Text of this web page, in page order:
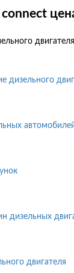
connect
двигателя
дизельного
дизельных
двигателя